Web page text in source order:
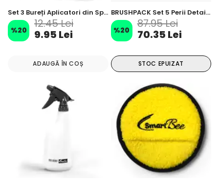
Set 3 Bureți Aplicatori din Spumă
%20
12.45 Lei
9.95 Lei
ADAUGĂ ÎN COȘ
BRUSHPACK Set 5 Perii Detailing Auto cu Capete Interschimbabile
%20
87.95 Lei
70.35 Lei
STOC EPUIZAT